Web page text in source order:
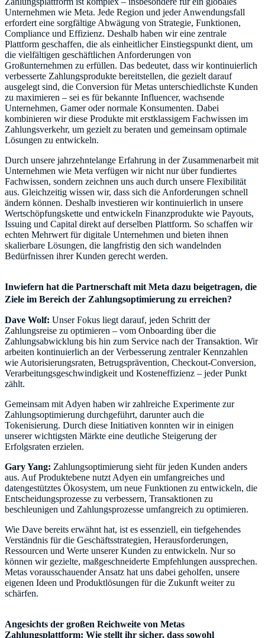
Unternehmen wie Meta. Jede Region und jeder Anwendungsfall
erfordert eine sorgfältige Abwägung von Strategie, Funktionen,
Compliance und Effizienz. Deshalb haben wir eine zentrale
Plattform geschaffen, die als einheitlicher Einstiegspunkt dient, um
die vielfältigen geschäftlichen Anforderungen von
Großunternehmen zu erfüllen. Das bedeutet, dass wir kontinuierlich
verbesserte Zahlungsprodukte bereitstellen, die gezielt darauf
ausgelegt sind, die Conversion für Metas unterschiedlichste Kunden
zu maximieren – sei es für bekannte Influencer, wachsende
Unternehmen, Gamer oder normale Konsumenten. Dabei
kombinieren wir diese Produkte mit erstklassigem Fachwissen im
Zahlungsverkehr, um gezielt zu beraten und gemeinsam optimale
Lösungen zu entwickeln.
Durch unsere jahrzehntelange Erfahrung in der Zusammenarbeit mit
Unternehmen wie Meta verfügen wir nicht nur über fundiertes
Fachwissen, sondern zeichnen uns auch durch unsere Flexibilität
aus. Gleichzeitig wissen wir, dass sich die Anforderungen schnell
ändern können. Deshalb investieren wir kontinuierlich in unsere
Wertschöpfungskette und entwickeln Finanzprodukte wie Payouts,
Issuing und Capital direkt auf derselben Plattform. So schaffen wir
echten Mehrwert für digitale Unternehmen und bieten ihnen
skalierbare Lösungen, die langfristig den sich wandelnden
Bedürfnissen ihrer Kunden gerecht werden.
Inwiefern hat die Partnerschaft mit Meta dazu beigetragen, die
Dave Wolf: Unser Fokus liegt darauf, jeden Schritt der
Zahlungsreise zu optimieren – vom Onboarding über die
Zahlungsabwicklung bis hin zum Service nach der Transaktion. Wir
arbeiten kontinuierlich an der Verbesserung zentraler Kennzahlen
wie Autorisierungsraten, Betrugsprävention, Checkout-Conversion,
Verarbeitungsgeschwindigkeit und Kosteneffizienz – jeder Punkt
zählt.
Gemeinsam mit Adyen haben wir zahlreiche Experimente zur
Zahlungsoptimierung durchgeführt, darunter auch die
Tokenisierung. Durch diese Initiativen konnten wir in einigen
unserer wichtigsten Märkte eine deutliche Steigerung der
Erfolgsraten erzielen.
Gary Yang: Zahlungsoptimierung sieht für jeden Kunden anders
aus. Auf Produktebene nutzt Adyen ein umfangreiches und
datengestütztes Ökosystem, um neue Funktionen zu entwickeln, die
Entscheidungsprozesse zu verbessern, Transaktionen zu
beschleunigen und Zahlungsprozesse umfangreich zu optimieren.
Wie Dave bereits erwähnt hat, ist es essenziell, ein tiefgehendes
Verständnis für die Geschäftsstrategien, Herausforderungen,
Ressourcen und Werte unserer Kunden zu entwickeln. Nur so
können wir gezielte, maßgeschneiderte Empfehlungen aussprechen.
Metas vorausschauender Ansatz hat uns dabei geholfen, unsere
eigenen Ideen und Produktlösungen für die Zukunft weiter zu
schärfen.
Angesichts der großen Reichweite von Metas
Zahlungsplattform: Wie stellt ihr sicher, dass sowohl